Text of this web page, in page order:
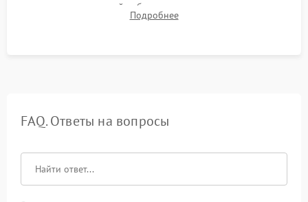
времени автономной работы, температурного режима и
корректности формы выходного сигнала.
Подробнее
FAQ. Ответы на вопросы